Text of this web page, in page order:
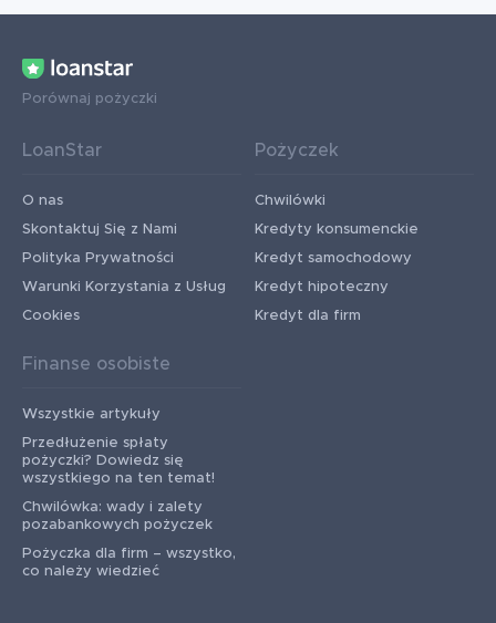
Porównaj pożyczki
LoanStar
O nas
Skontaktuj Się z Nami
Polityka Prywatności
Warunki Korzystania z Usług
Cookies
Pożyczek
Chwilówki
Kredyty konsumenckie
Kredyt samochodowy
Kredyt hipoteczny
Kredyt dla firm
Finanse osobiste
Wszystkie artykuły
Przedłużenie spłaty
pożyczki? Dowiedz się
wszystkiego na ten temat!
Chwilówka: wady i zalety
pozabankowych pożyczek
Pożyczka dla firm – wszystko,
co należy wiedzieć